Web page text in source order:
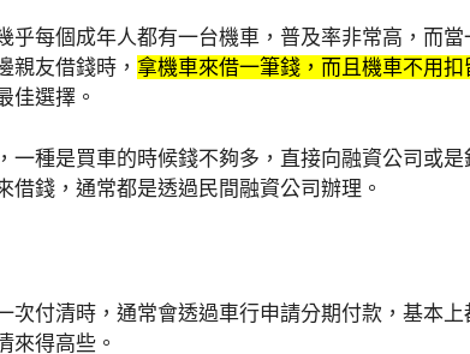
乎每個成年人都有一台機車，普及率非常高，而當
親友借錢時， 拿機車來借一筆錢，而且機車不用扣
佳選擇。
一種是買車的時候錢不夠多，直接向融資公司或是
錢，通常都是透過民間融資公司辦理。
次付清時，通常會透過車行申請分期付款，基本上
來得高些。